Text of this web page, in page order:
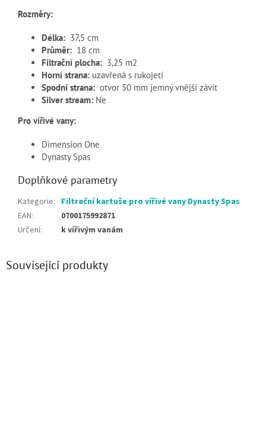
Rozměry:
Délka: 37,5 cm
Průměr: 18 cm
Filtrační plocha: 3,25 m2
Horní strana: uzavřená s rukojetí
Spodní strana: otvor 50 mm jemný vnější závit
Silver stream: Ne
Pro vířivé vany:
Dimension One
Dynasty Spas
Doplňkové parametry
Kategorie: Filtrační kartuše pro vířivé vany Dynasty Spas
EAN:
0700175992871
Určení: k vířivým vanám
Související produkty